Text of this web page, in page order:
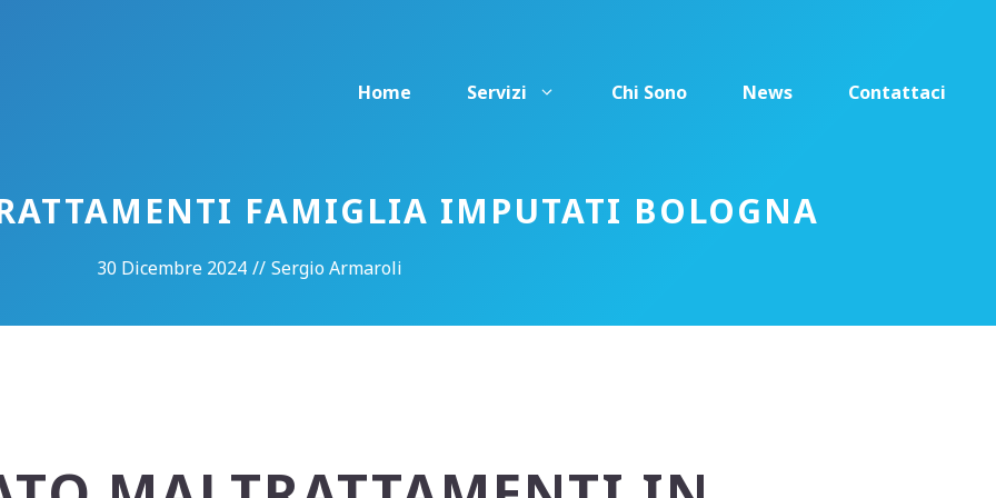
Home
Servizi Chi Sono News Contattaci
FAMIGLIA IMPUTATI BOLOGNA
30 Dicembre 2024 // Sergio Armaroli